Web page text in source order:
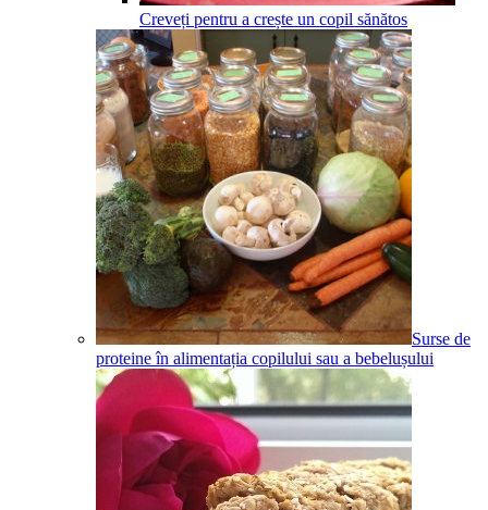
Creveți pentru a crește un copil sănătos
Surse de
proteine în alimentația copilului sau a bebelușului